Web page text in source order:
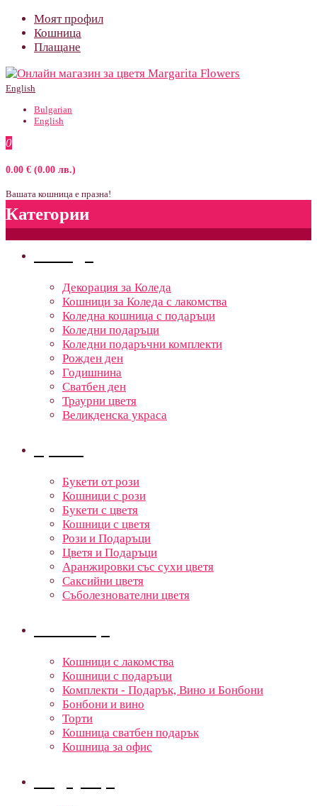
Моят профил
Кошница
Плащане
English
Bulgarian
English
0
0.00 € (0.00 лв.)
Вашата кошница е празна!
Категории
Декорация за Коледа
Кошници за Коледа с лакомства
Коледна кошница с подаръци
Коледни подаръци
Коледни подаръчни комплекти
Рожден ден
Годишнина
Сватбен ден
Траурни цветя
Великденска украса
Букети от рози
Кошници с рози
Букети с цветя
Кошници с цветя
Рози и Подаръци
Цветя и Подаръци
Аранжировки със сухи цветя
Саксийни цветя
Съболезнователни цветя
Кошници с лакомства
Кошници с подаръци
Комплекти - Подарък, Вино и Бонбони
Бонбони и вино
Торти
Кошница сватбен подарък
Кошница за офис